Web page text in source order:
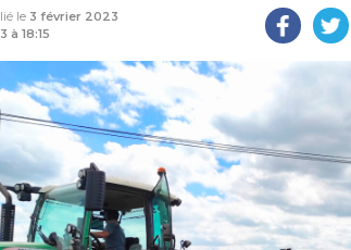
le 3 février 2023
à 18:15